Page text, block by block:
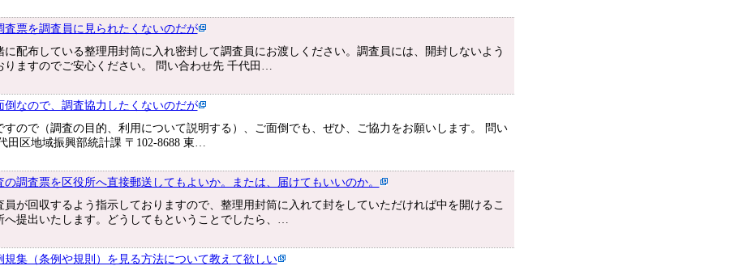
査票を調査員に見られたくないのだが
に配布している整理用封筒に入れ密封して調査員にお渡しください。調査員には、開封しないよう
りますのでご安心ください。 問い合わせ先 千代田…
倒なので、調査協力したくないのだが
すので（調査の目的、利用について説明する）、ご面倒でも、ぜひ、ご協力をお願いします。 問い
田区地域振興部統計課 〒102-8688 東…
の調査票を区役所へ直接郵送してもよいか。または、届けてもいいのか。
員が回収するよう指示しておりますので、整理用封筒に入れて封をしていただければ中を開けるこ
へ提出いたします。どうしてもということでしたら、…
規集（条例や規則）を見る方法について教えて欲しい